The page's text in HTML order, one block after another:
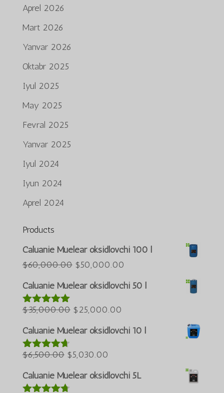
Aprel 2026
Mart 2026
Yanvar 2026
Oktabr 2025
Iyul 2025
May 2025
Fevral 2025
Yanvar 2025
Iyul 2024
Iyun 2024
Aprel 2024
Products
Caluanie Muelear oksidlovchi 100 l
$60,000.00 Asl
narxi:
$50,000.00
narx:
Caluanie Muelear oksidlovchi 50 l
5 bahodan
$35,000.00 Asl
narxi:
$25,000.00
narx:
Caluanie Muelear oksidlovchi 10 l
5 bahodan
$6,500.00 Asl
narxi:
$6,500.00.
$5,030.00
narx:
Caluanie Muelear oksidlovchi 5L
한국어
Bahasa Melayu
Português do Brasil